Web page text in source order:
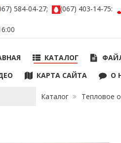
584-04-27; (067) 403-14-75:
КАТАЛОГ
КАРТА САЙТА О
Каталог Тепловое